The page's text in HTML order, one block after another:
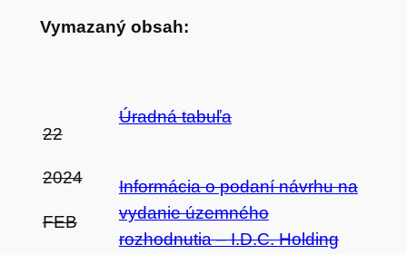
Vymazaný obsah:
22
2024
FEB
Úradná tabuľa
Informácia o podaní návrhu na
vydanie územného
rozhodnutia – I.D.C. Holding